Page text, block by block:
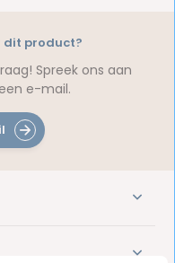
dit product?
Spreek ons aan
e-mail.